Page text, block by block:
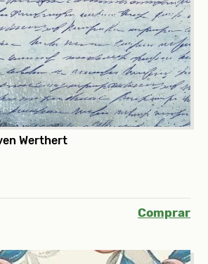
Werthert
Comprar